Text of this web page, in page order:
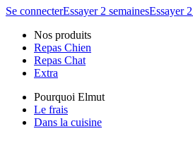
Se connecterEssayer 2 semainesEssayer
Nos produits
Repas Chien
Repas Chat
Extra
Pourquoi Elmut
Le frais
Dans la cuisine